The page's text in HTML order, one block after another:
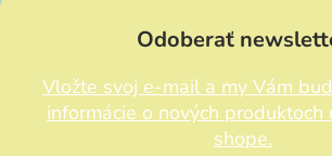
Odoberať
Vložte svoj e-mail a my Vám
informácie o nových produktoch
shope.